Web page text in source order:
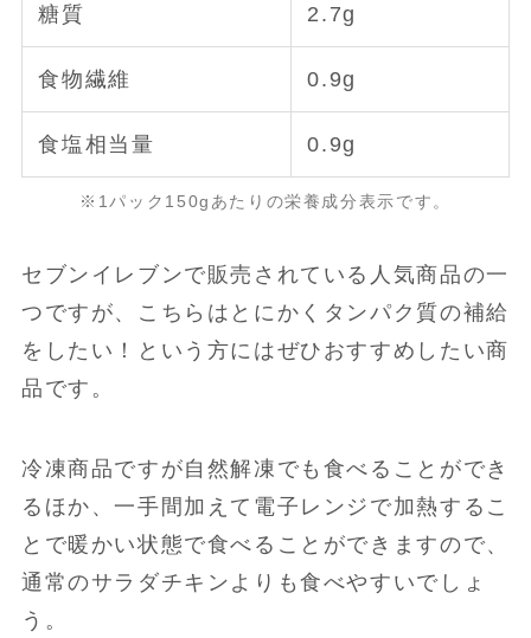
糖質 2.7g
食物繊維 0.9g
食塩相当量 0.9g
※1パック150gあたりの栄養成分表示です。
セブンイレブンで販売されている人気商品の一
つですが、こちらはとにかくタンパク質の補給
をしたい！という方にはぜひおすすめしたい商
品です。
冷凍商品ですが自然解凍でも食べることができ
るほか、一手間加えて電子レンジで加熱するこ
とで暖かい状態で食べることができますので、
通常のサラダチキンよりも食べやすいでしょ
う。